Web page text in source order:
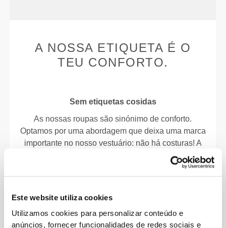
Este website utiliza cookies
Utilizamos cookies para personalizar conteúdo e
anúncios, fornecer funcionalidades de redes sociais e
A NOSSA ETIQUETA É O
TEU CONFORTO.
Sem etiquetas cosidas
As nossas roupas são sinónimo de conforto.
Optamos por uma abordagem que deixa uma marca
importante no nosso vestuário: não há costuras! A
ausência de etiquetas cosidas reforça a sensação
de conforto, pois não causa irritação na pele.
DICAS DE TAMANHOS